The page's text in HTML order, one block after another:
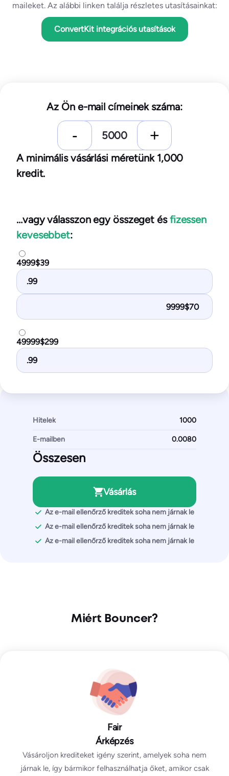
maileket. Az alábbi linken találja részletes utasításainkat:
ConvertKit integrációs utasítások
Az Ön e-mail címeinek száma:
A minimális vásárlási méretünk 1,000
kredit.
…vagy válasszon egy összeget ésfizessen
kevesebbet:
4999$39
.99
9999$70
49999$299
.99
Hitelek
E-mailben
Összesen
Vásárlás
Az e-mail ellenőrző kreditek soha nem járnak le
Az e-mail ellenőrző kreditek soha nem járnak le
Az e-mail ellenőrző kreditek soha nem járnak le
Miért Bouncer?
Fair
Árképzés
Vásároljon krediteket igény szerint, amelyek soha nem
járnak le, így bármikor felhasználhatja őket, amikor csak